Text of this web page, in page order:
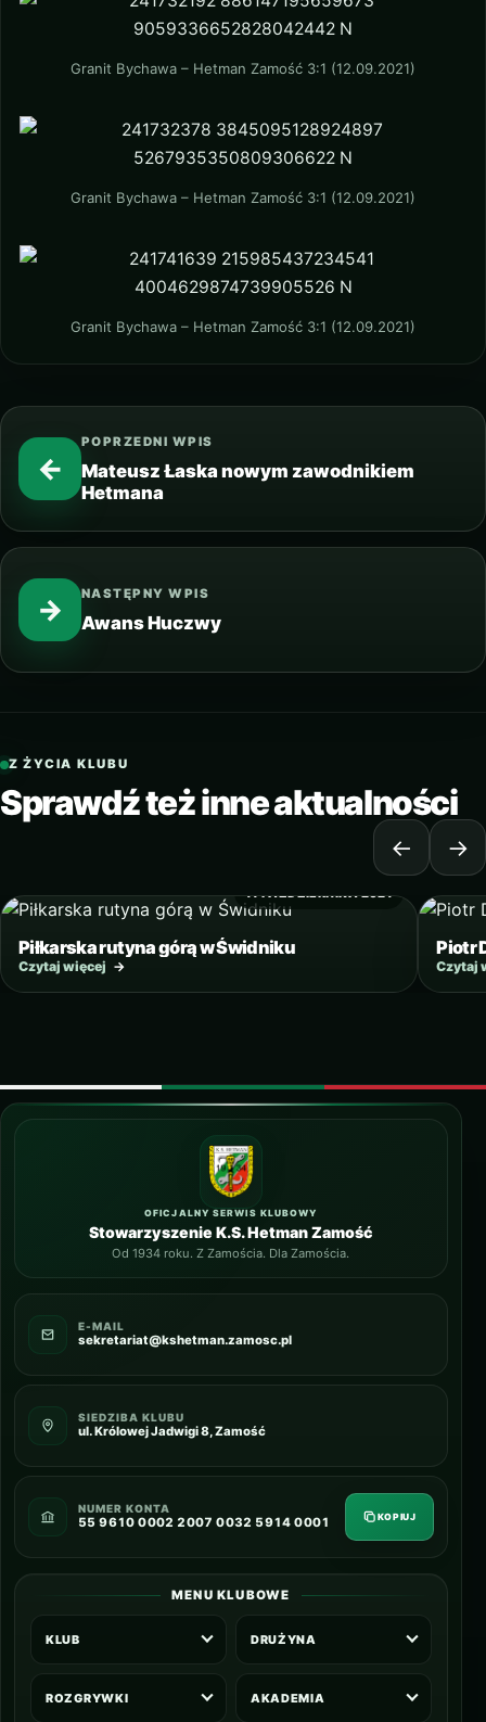
Granit Bychawa – Hetman Zamość 3:1 (12.09.2021)
Granit Bychawa – Hetman Zamość 3:1 (12.09.2021)
Granit Bychawa – Hetman Zamość 3:1 (12.09.2021)
←
POPRZEDNI WPIS
Mateusz Łaska nowym zawodnikiem
Hetmana
NASTĘPNY WPIS
Awans Huczwy
→
Z ŻYCIA KLUBU
Sprawdź też inne aktualności
← →
11 PAŹDZIERNIKA 2021
Piłkarska rutyna górą w Świdniku
Czytaj więcej →
Piotr
Czytaj
OFICJALNY SERWIS KLUBOWY
Stowarzyszenie K.S. Hetman Zamość
Od 1934 roku. Z Zamościa. Dla Zamościa.
E-MAIL
sekretariat@kshetman.zamosc.pl
SIEDZIBA KLUBU
ul. Królowej Jadwigi 8, Zamość
NUMER KONTA
55 9610 0002 2007 0032 5914 0001 KOPIUJ
MENU KLUBOWE
KLUB DRUŻYNA
ROZGRYWKI AKADEMIA